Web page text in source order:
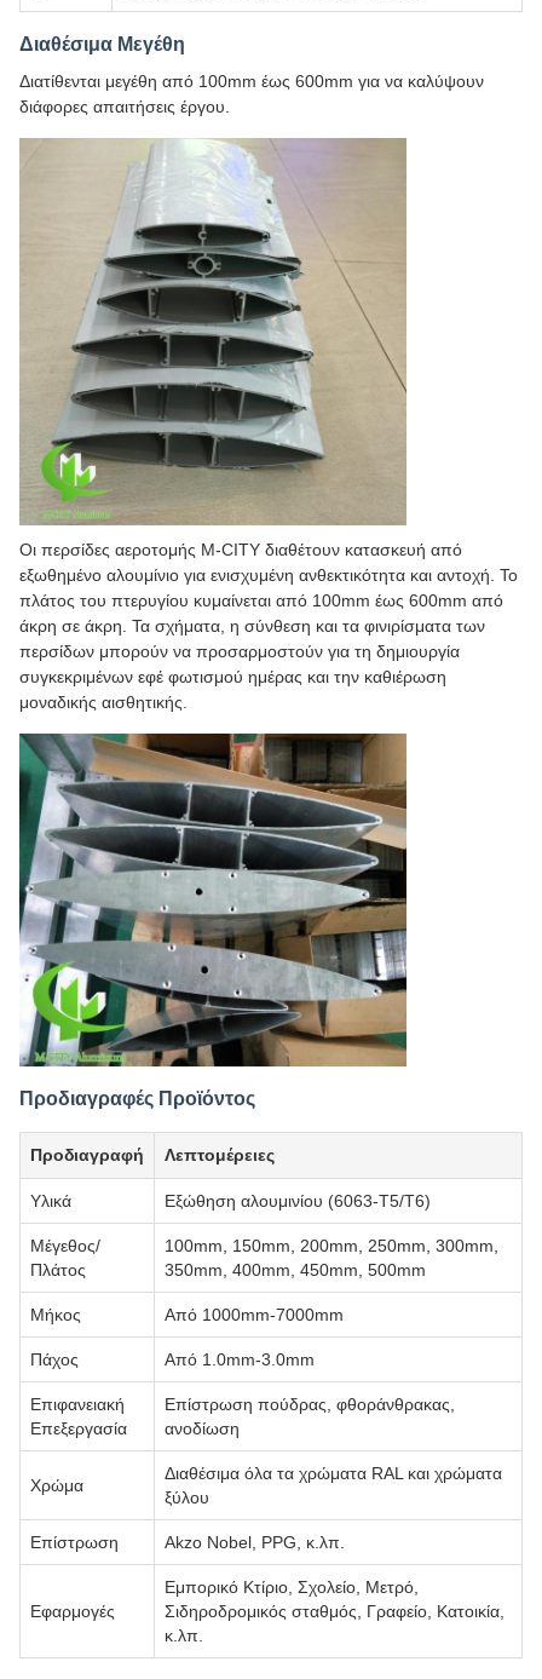
Διαθέσιμα Μεγέθη
Διατίθενται μεγέθη από 100mm έως 600mm για να καλύψουν
διάφορες απαιτήσεις έργου.
Οι περσίδες αεροτομής M-CITY διαθέτουν κατασκευή από
εξωθημένο αλουμίνιο για ενισχυμένη ανθεκτικότητα και αντοχή. Το
πλάτος του πτερυγίου κυμαίνεται από 100mm έως 600mm από
άκρη σε άκρη. Τα σχήματα, η σύνθεση και τα φινιρίσματα των
περσίδων μπορούν να προσαρμοστούν για τη δημιουργία
συγκεκριμένων εφέ φωτισμού ημέρας και την καθιέρωση
μοναδικής αισθητικής.
Προδιαγραφές Προϊόντος
Προδιαγραφή Λεπτομέρειες
Υλικά Εξώθηση αλουμινίου (6063-T5/T6)
Μέγεθος/
Πλάτος
100mm, 150mm, 200mm, 250mm, 300mm,
350mm, 400mm, 450mm, 500mm
Μήκος Από 1000mm-7000mm
Πάχος Από 1.0mm-3.0mm
Επιφανειακή
Επεξεργασία
Επίστρωση πούδρας, φθοράνθρακας,
ανοδίωση
Χρώμα
Διαθέσιμα όλα τα χρώματα RAL και χρώματα
ξύλου
Επίστρωση Akzo Nobel, PPG, κ.λπ.
Εφαρμογές
Εμπορικό Κτίριο, Σχολείο, Μετρό,
Σιδηροδρομικός σταθμός, Γραφείο, Κατοικία,
κ.λπ.